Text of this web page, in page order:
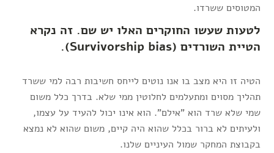
המטוסים ששרדו.
לטעות שעשו החוקרים האלו יש שם. זה נקרא
הטיית השורדים (Survivorship bias).
הטיה זו היא מצב בו אנו נוטים לייחס חשיבות רבה למי ששרד
תהליך מסוים ומתעלמים לחלוטין ממי שלא. בדרך כלל משום
שמי שלא שרד הוא "אילם". הוא אינו יכול להעיד על עצמו,
ולעיתים לא ברור בכלל שהוא היה קיים, משום שהוא לא נמצא
בקבוצת המחקר שמול העיניים שלנו.